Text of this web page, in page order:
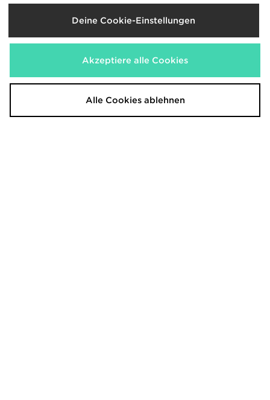
Deine Cookie-Einstellungen
Akzeptiere alle Cookies
Alle Cookies ablehnen